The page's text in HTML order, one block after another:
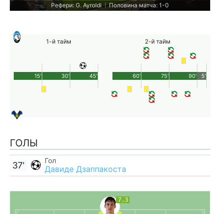
Рефери: G. Ayroldi | Половина матча: 1-0
1-й тайм
45'
15' 30'
2-й тайм
90'
60' 75' 5'
ГОЛЫ
Гол
Давиде Дзаппакоста
37'
7.3